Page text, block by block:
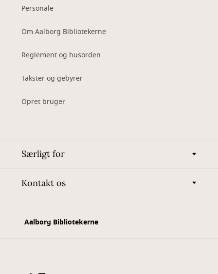
Personale
Om Aalborg Bibliotekerne
Reglement og husorden
Takster og gebyrer
Opret bruger
Særligt for
Kontakt os
Aalborg Bibliotekerne